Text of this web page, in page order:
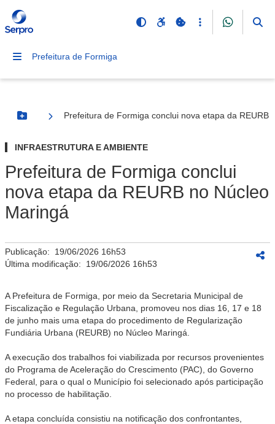
Prefeitura de Formiga
Botão Menu
Prefeitura de Formiga conclui nova etapa da REURB
INFRAESTRUTURA E AMBIENTE
Prefeitura de Formiga conclui
nova etapa da REURB no Núcleo
Maringá
Publicação: 19/06/2026 16h53
Última modificação: 19/06/2026 16h53
A Prefeitura de Formiga, por meio da Secretaria Municipal de
Fiscalização e Regulação Urbana, promoveu nos dias 16, 17 e 18
de junho mais uma etapa do procedimento de Regularização
Fundiária Urbana (REURB) no Núcleo Maringá.
A execução dos trabalhos foi viabilizada por recursos provenientes
do Programa de Aceleração do Crescimento (PAC), do Governo
Federal, para o qual o Município foi selecionado após participação
no processo de habilitação.
A etapa concluída consistiu na notificação dos confrontantes,